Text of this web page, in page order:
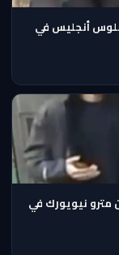
بلوس أنجليس في
مترو نيويورك في